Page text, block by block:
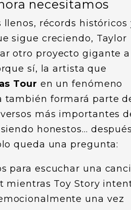
necesitamos
llenos, récords históricos
sigue creciendo, Taylor
otro proyecto gigante
sí, la artista que
Tour en un fenómeno
también formará parte
más importantes
honestos…
queda una pregunta:
para escuchar una
mientras Toy Story
una vez